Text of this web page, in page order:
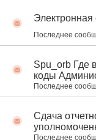
Электронная
Последнее
Spu_orb Где
коды
Последнее
Сдача
Последнее